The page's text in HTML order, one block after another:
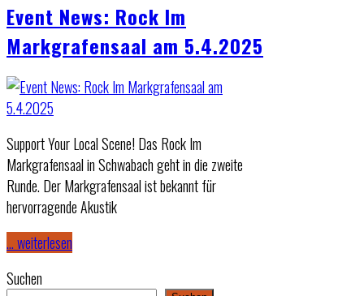
Event News: Rock Im
Markgrafensaal am 5.4.2025
Support Your Local Scene! Das Rock Im
Markgrafensaal in Schwabach geht in die zweite
Runde. Der Markgrafensaal ist bekannt für
hervorragende Akustik
… weiterlesen
Suchen